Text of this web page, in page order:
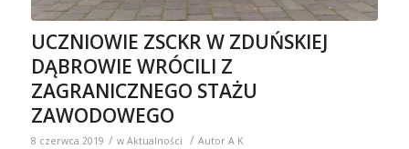
UCZNIOWIE ZSCKR W ZDUŃSKIEJ
DĄBROWIE WRÓCILI Z
ZAGRANICZNEGO STAŻU
ZAWODOWEGO
8 czerwca 2019 / w Aktualności / Autor A K